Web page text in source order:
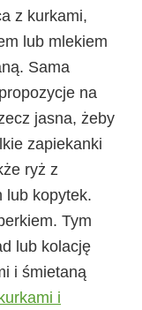
z kurkami,
lub mlekiem
Sama
na
jasna, żeby
zapiekanki
ryż z
lub kopytek.
Tym
lub kolację
i śmietaną
i